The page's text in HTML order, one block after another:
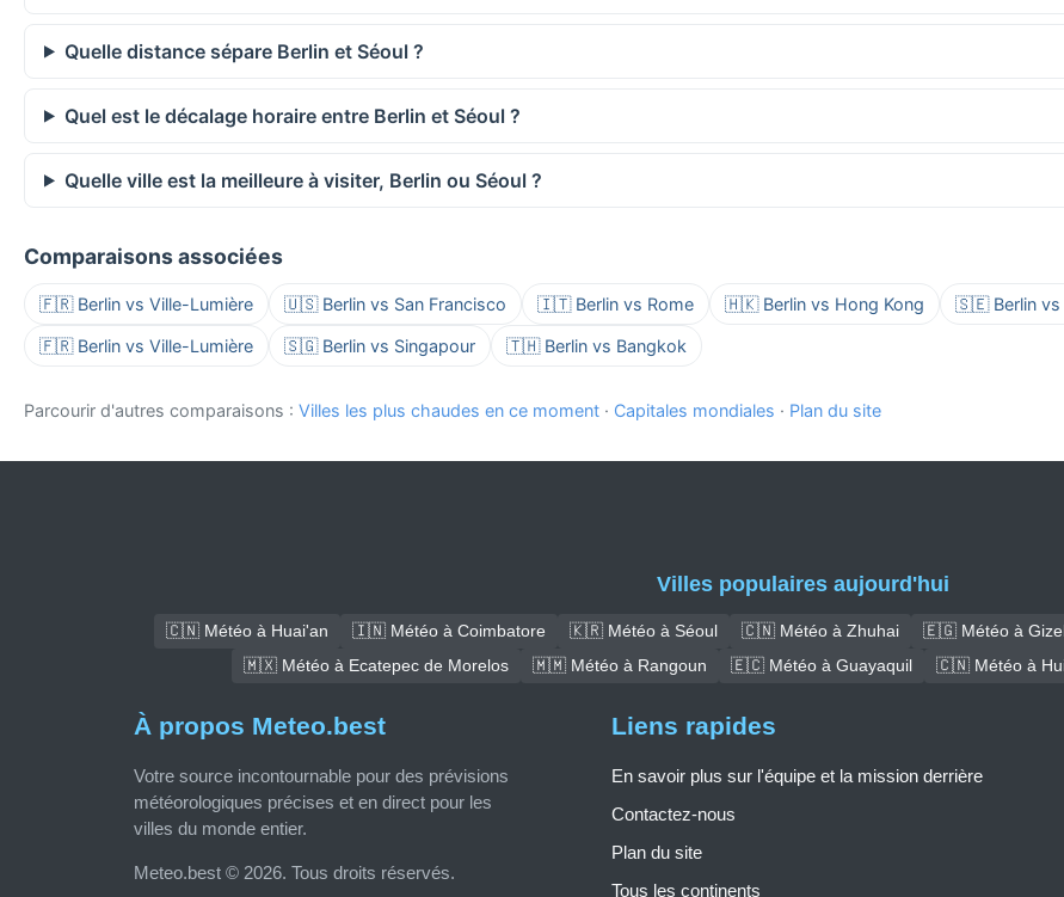
Quelle distance sépare Berlin et Séoul ?
Quel est le décalage horaire entre Berlin et Séoul ?
Quelle ville est la meilleure à visiter, Berlin ou Séoul ?
Comparaisons associées
🇫🇷 Berlin vs Ville-Lumière 🇺🇸 Berlin vs San Francisco 🇮🇹 Berlin vs Rome 🇭🇰 Berlin vs Hong Kong 🇸🇪 Berlin vs
🇫🇷 Berlin vs Ville-Lumière 🇸🇬 Berlin vs Singapour 🇹🇭 Berlin vs Bangkok
Parcourir d'autres comparaisons : Villes les plus chaudes en ce moment · Capitales mondiales · Plan du site
Villes populaires aujourd'hui
🇨🇳 Météo à Huai'an 🇮🇳 Météo à Coimbatore 🇰🇷 Météo à Séoul 🇨🇳 Météo à Zhuhai 🇪🇬 Météo à
🇲🇽 Météo à Ecatepec de Morelos
🇲🇲 Météo à Rangoun 🇪🇨 Météo à Guayaquil 🇨🇳 Météo à
À propos Meteo.best
Votre source incontournable pour des prévisions
météorologiques précises et en direct pour les
villes du monde entier.
Meteo.best © 2026. Tous droits réservés.
Liens rapides
En savoir plus sur l'équipe et la mission derrière
Contactez-nous
Plan du site
Tous les continents